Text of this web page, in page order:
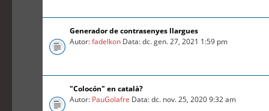
Generador de contrasenyes llargues
Autor:fadelkon Data: dc. gen. 27, 2021 1:59 pm
"Colocón" en català?
Autor: PauGolafre Data: dc. nov. 25, 2020 9:32 am